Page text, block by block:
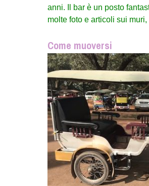
anni. Il bar è un posto
molte foto e articoli sui
Come muoversi